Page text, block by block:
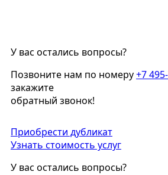
У вас остались вопросы?
Позвоните нам по номеру+7
закажите
обратный звонок!
Приобрести дубликат
Узнать стоимость услуг
У вас остались вопросы?